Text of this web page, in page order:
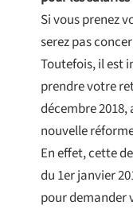
Si vous prenez
serez pas
Toutefois, il est
prendre votre
décembre
nouvelle
En effet, cette
du 1er janvier
pour demander